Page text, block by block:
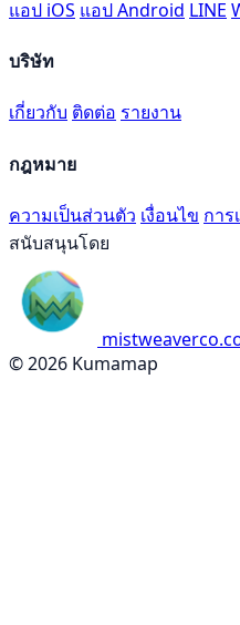
แอป iOS แอป Android LINE
บริษัท
เกี่ยวกับ ติดต่อ รายงาน
กฎหมาย
ความเป็นส่วนตัว เงื่อนไข การ
สนับสนุนโดย
© 2026 Kumamap